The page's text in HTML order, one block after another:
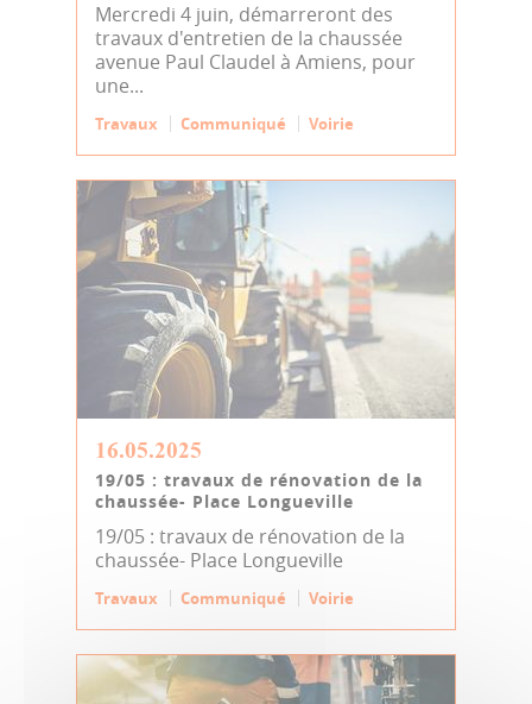
Mercredi 4 juin, démarreront des
travaux d'entretien de la chaussée
avenue Paul Claudel à Amiens, pour
une...
Travaux Communiqué Voirie
16.05.2025
19/05 : travaux de rénovation de la
chaussée- Place Longueville
19/05 : travaux de rénovation de la
chaussée- Place Longueville
Travaux Communiqué Voirie